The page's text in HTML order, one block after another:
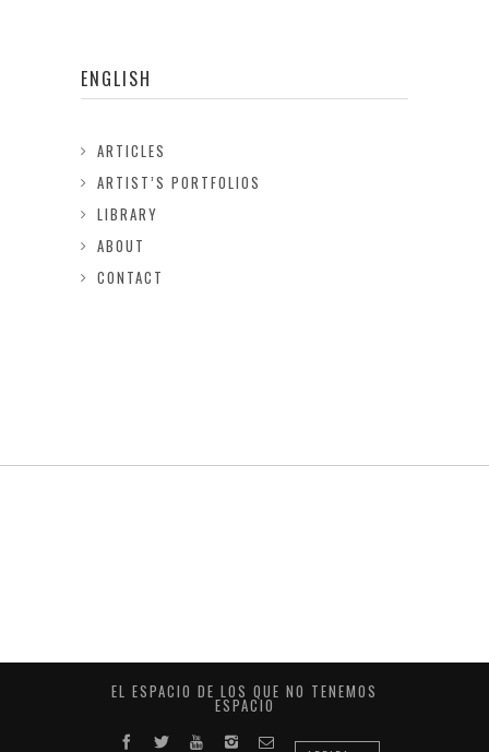
ENGLISH
ARTICLES
ARTIST’S PORTFOLIOS
LIBRARY
ABOUT
CONTACT
EL ESPACIO DE LOS QUE NO TENEMOS
ESPACIO